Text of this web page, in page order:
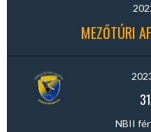
MEZŐTÚRI
31
NBII